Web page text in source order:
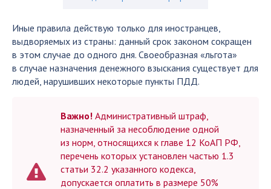
Иные правила действую только для иностранцев,
выдворяемых из страны: данный срок законом сокращен
в этом случае до одного дня. Своеобразная «льгота»
в случае назначения денежного взыскания существует для
людей, нарушивших некоторые пункты ПДД.
Важно! Административный штраф,
назначенный за несоблюдение одной
из норм, относящихся к главе 12 КоАП РФ,
перечень которых установлен частью 1.3
статьи 32.2 указанного кодекса,
допускается оплатить в размере 50%